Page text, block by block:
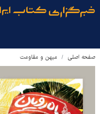
صفحه اصلی میهن و مقاومت